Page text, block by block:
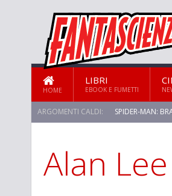
HOME
LIBRI
EBOOK E FUMETTI
ARGOMENTI CALDI: SPIDER-MAN:
Alan Lee